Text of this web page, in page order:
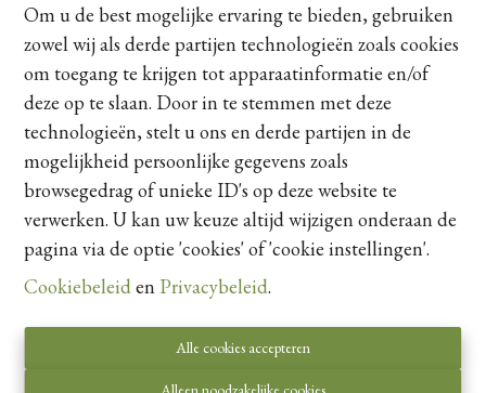
Om u de best mogelijke ervaring te bieden, gebruiken
zowel wij als derde partijen technologieën zoals cookies
om toegang te krijgen tot apparaatinformatie en/of
deze op te slaan. Door in te stemmen met deze
technologieën, stelt u ons en derde partijen in de
mogelijkheid persoonlijke gegevens zoals
browsegedrag of unieke ID's op deze website te
verwerken. U kan uw keuze altijd wijzigen onderaan de
pagina via de optie 'cookies' of 'cookie instellingen'.
Cookiebeleid en Privacybeleid.
Alle cookies accepteren
Exclusief wonen aan het Albertkanaal waar architectuur en
natuur samenkomen. Op een uitzonderlijke locatie in het
groene Kuringen (Hasselt), langs de Albertkanaalstraat 115,
presenteren wij twee stijlvolle halfopen nieuwbouwwoningen
die luxe, rust en verfijning moeiteloos combineren. Gelegen
op een prachtig perceel met panoramisch uitzicht over de
omliggende velden, geniet u hier van een zeldzame
woonbeleving waar ruimte en sereniteit centraal staan.
Bovendien bevindt de iconische Abdij van Herkenrode zich op
wandelafstand, wat deze locatie een extra unieke en
historische dimensie geeft.